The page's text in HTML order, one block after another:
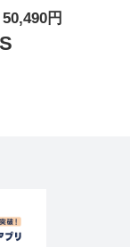
スター シングル ツー
パンツ 2本パンツ 春
夏 通気性 大きいサイ
50,490円